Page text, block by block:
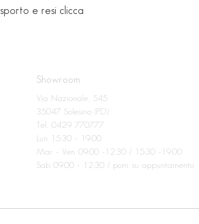
e resi clicca
Showroom
Via Nazionale, 545
35047 Solesino (PD)
Tel. 0429 770777
Lun 15:30 - 19:00
Mar - Ven 09:00 -12:30 / 15:30 -19:00
Sab 09:00 - 12:30 / pom su appuntamento